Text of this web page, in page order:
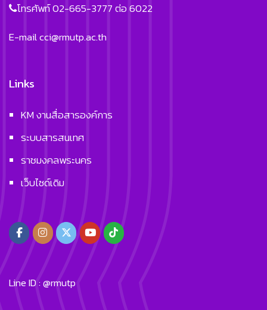
โทรศัพท์ 02-665-3777 ต่อ 6022
E-mailcci@rmutp.ac.th
Links
KM งานสื่อสารองค์การ
ระบบสารสนเทศ
ราชมงคลพระนคร
เว็บไซด์เดิม
Line ID : @rmutp